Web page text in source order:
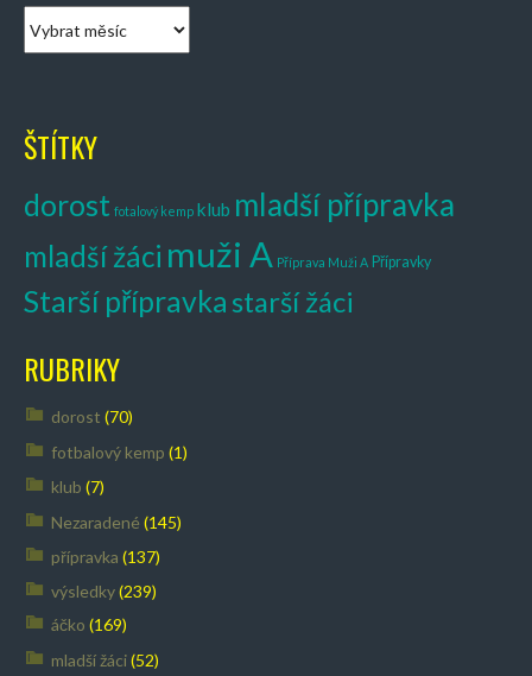
v
ŠTÍTKY
dorost fotalový kemp klub mladší přípravka
mladší žáci muži A Příprava Muži A Přípravky
Starší přípravka starší žáci
RUBRIKY
dorost (70)
fotbalový kemp (1)
klub (7)
Nezaradené (145)
přípravka (137)
výsledky(239)
áčko (169)
mladší žáci(52)